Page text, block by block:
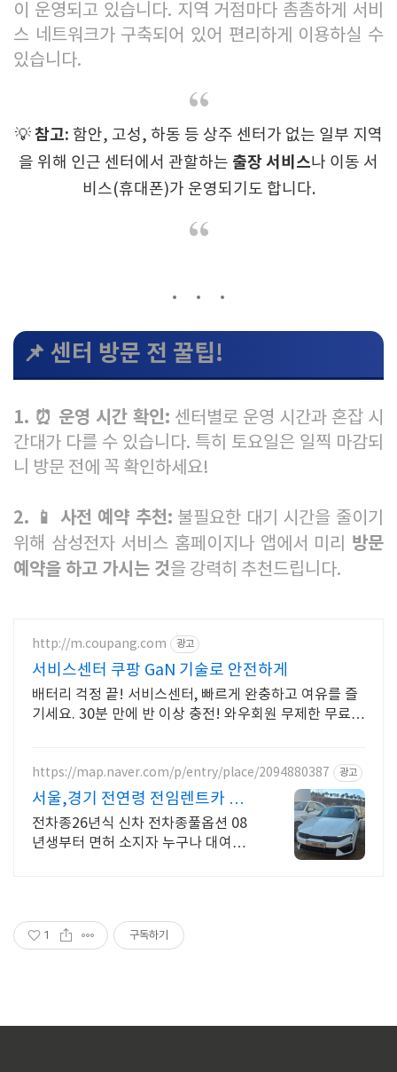
이 운영되고 있습니다. 지역 거점마다 촘촘하게 서비
스 네트워크가 구축되어 있어 편리하게 이용하실 수
있습니다.
💡참고: 함안, 고성, 하동 등 상주 센터가 없는 일부 지역
을 위해 인근 센터에서 관할하는 출장 서비스나 이동 서
비스(휴대폰)가 운영되기도 합니다.
📌 센터 방문 전 꿀팁!
1. ⏰ 운영 시간 확인: 센터별로 운영 시간과 혼잡 시
간대가 다를 수 있습니다. 특히 토요일은 일찍 마감되
니 방문 전에 꼭 확인하세요!
2. 📱 사전 예약 추천: 불필요한 대기 시간을 줄이기
위해 삼성전자 서비스 홈페이지나 앱에서 미리 방문
예약을 하고 가시는 것을 강력히 추천드립니다.
http://m.coupang.com 광고
서비스센터 쿠팡 GaN 기술로 안전하게
배터리 걱정 끝! 서비스센터, 빠르게 완충하고 여유를 즐
기세요. 30분 만에 반 이상 충전! 와우회원 무제한 무료배
https://map.naver.com/p/entry/place/2094880387 광고
서울,경기 전연령 전임렌트카 서
울.경기 전연령 전임렌트카
전차종26년식 신차 전차종풀옵션 08
년생부터 면허 소지자 누구나 대여가
1 구독하기